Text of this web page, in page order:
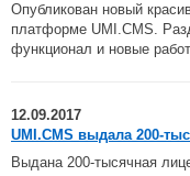
Опубликован новый
платформе UMI.CMS.
функционал и новые
12.09.2017
UMI.CMS выдала 200-
Выдана 200-тысячная